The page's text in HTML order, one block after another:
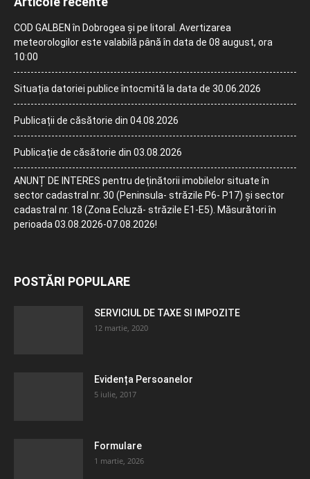
COD GALBEN în Dobrogea și pe litoral. Avertizarea
meteorologilor este valabilă până în data de 08 august, ora
10:00
Situația datoriei publice întocmită la data de 30.06.2026
Publicații de căsătorie din 04.08.2026
Publicație de căsătorie din 03.08.2026
ANUNȚ DE INTERES pentru deținătorii imobilelor situate în
sector cadastral nr. 30 (Peninsula- străzile P6- P17) și sector
cadastral nr. 18 (Zona Ecluză- străzile E1-E5). Măsurători în
perioada 03.08.2026-07.08.2026!
POSTĂRI POPULARE
SERVICIUL DE TAXE SI IMPOZITE
12 martie, 2020
Evidența Persoanelor
5 iulie, 2017
Formulare
1 martie, 2026